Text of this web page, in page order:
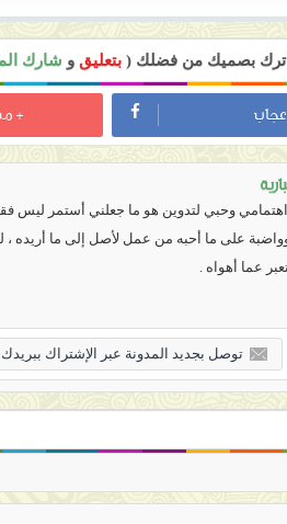
اترك بصميك من فضلك ( بتعليق و شارك
+
اهتمامي وحبي لتدوين هو ما جعلني أستمر ليس
على ما أحبه من عمل لأصل إلى ما
عما أهواه .